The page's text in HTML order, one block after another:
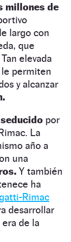
millones de
largo con
que
Tan elevada
le permiten
y alcanzar
seducido por
La
año a
una
Y también
ha
Rimac
desarrollar
de la